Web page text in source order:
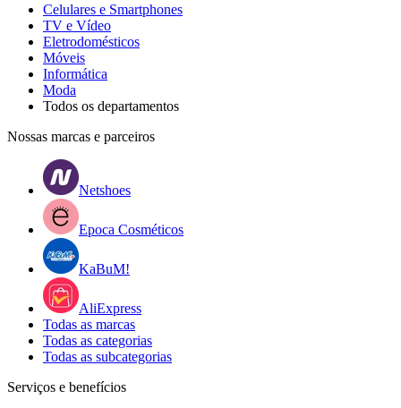
Celulares e Smartphones
TV e Vídeo
Eletrodomésticos
Móveis
Informática
Moda
Todos os departamentos
Nossas marcas e parceiros
Netshoes
Epoca Cosméticos
KaBuM!
AliExpress
Todas as marcas
Todas as categorias
Todas as subcategorias
Serviços e benefícios